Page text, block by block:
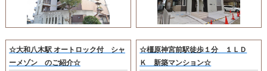
☆大和八木駅 オートロック付 シャ
ーメゾン のご紹介☆
☆橿原神宮前駅徒歩１分 １ＬＤ
Ｋ 新築マンション☆